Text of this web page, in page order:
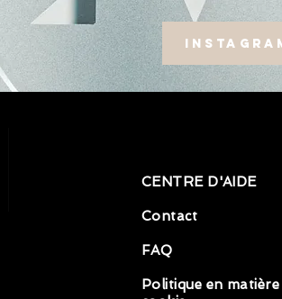
CENTRE D'AIDE
Contact
FAQ
Politique en matière